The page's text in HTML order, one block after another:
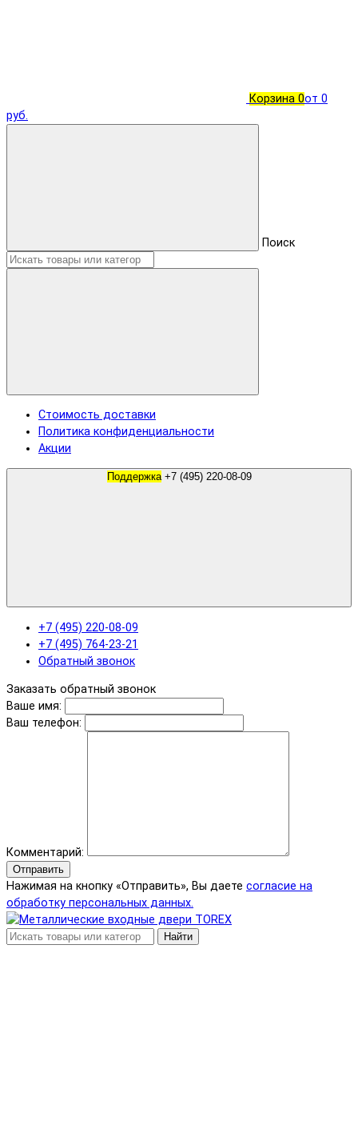
Корзина 0от 0
руб.
Поиск
Стоимость доставки
Политика конфиденциальности
Акции
Поддержка +7 (495) 220-08-09
+7 (495) 220-08-09
+7 (495) 764-23-21
Обратный звонок
Заказать обратный звонок
Ваше имя:
Ваш телефон:
Комментарий:
Отправить
Нажимая на кнопку «Отправить», Вы даете согласие на
обработку персональных данных.
Найти